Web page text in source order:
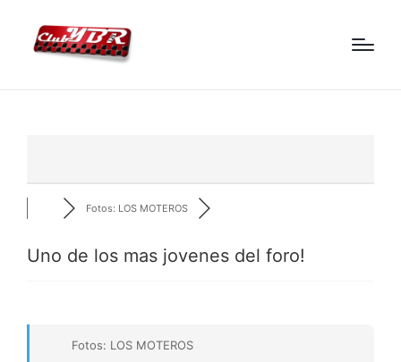
Fotos: LOS MOTEROS
Uno de los mas jovenes del foro!
Fotos: LOS MOTEROS